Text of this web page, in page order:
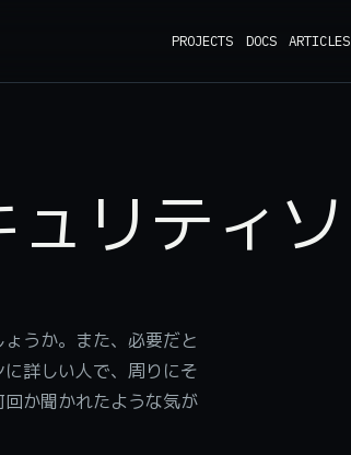
PROJECTS DOCS ARTICLES
リティソ
うか。また、必要だと
詳しい人で、周りにそ
か聞かれたような気が